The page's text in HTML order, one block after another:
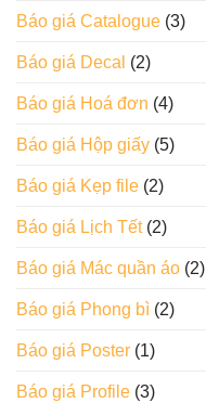
Báo giá Catalogue (3)
Báo giá Decal (2)
Báo giá Hoá đơn (4)
Báo giá Hộp giấy (5)
Báo giá Kẹp file (2)
Báo giá Lịch Tết(2)
Báo giá Mác quần áo (2)
Báo giá Phong bì (2)
Báo giá Poster (1)
Báo giá Profile (3)